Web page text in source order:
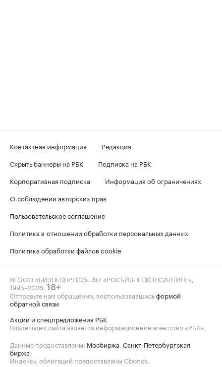
Контактная информация
Редакция
Скрыть баннеры на РБК
Подписка на РБК
Корпоративная подписка
Информация об ограничениях
О соблюдении авторских прав
Пользовательское соглашение
Политика в отношении обработки персональных данных
Политика обработки файлов cookie
© ООО «БИЗНЕСПРЕСС», АО «РОСБИЗНЕСКОНСАЛТИНГ»,
1995–2026. 18+
Отправьте нам обращение, воспользовавшисьформой
обратной связи
Акции и спецпредложения РБК
Владельцем сайта является информационное агентство «РБК».
Данные предоставлены: Мосбиржа, Санкт-Петербургская
биржа.
Индексы облигаций предоставлены Cbonds.